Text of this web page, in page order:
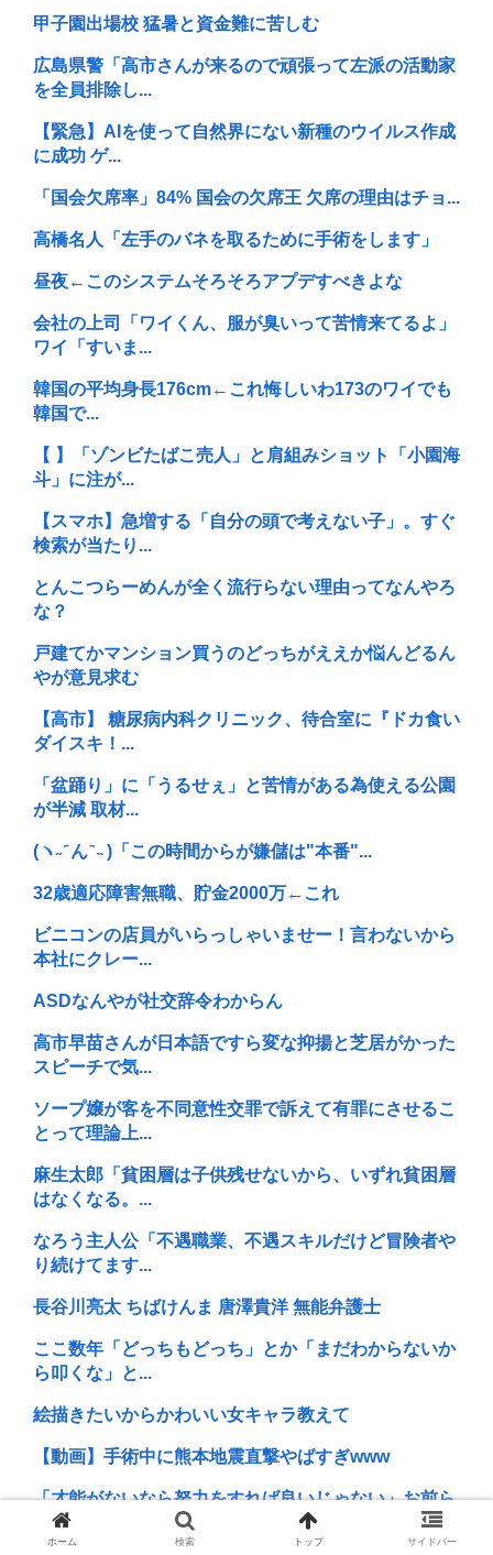
甲子園出場校 猛暑と資金難に苦しむ
広島県警「高市さんが来るので頑張って左派の活動家
を全員排除し...
【緊急】AIを使って自然界にない新種のウイルス作成
に成功 ゲ...
「国会欠席率」84% 国会の欠席王 欠席の理由はチョ...
高橋名人「左手のバネを取るために手術をします」
昼夜←このシステムそろそろアプデすべきよな
会社の上司「ワイくん、服が臭いって苦情来てるよ」
ワイ「すいま...
韓国の平均身長176cm←これ悔しいわ173のワイでも
韓国で...
【 】「ゾンビたばこ売人」と肩組みショット「小園海
斗」に注が...
【スマホ】急増する「自分の頭で考えない子」。すぐ
検索が当たり...
とんこつらーめんが全く流行らない理由ってなんやろ
な？
戸建てかマンション買うのどっちがええか悩んどるん
やが意見求む
【高市】 糖尿病内科クリニック、待合室に『ドカ食い
ダイスキ！...
「盆踊り」に「うるせぇ」と苦情がある為使える公園
が半減 取材...
(ヽ˶ ᷇ ん ᷆ ˵ )「この時間からが嫌儲は"本番"...
32歳適応障害無職、貯金2000万←これ
ビニコンの店員がいらっしゃいませー！言わないから
本社にクレー...
ASDなんやが社交辞令わからん
高市早苗さんが日本語ですら変な抑揚と芝居がかった
スピーチで気...
ソープ嬢が客を不同意性交罪で訴えて有罪にさせるこ
とって理論上...
麻生太郎「貧困層は子供残せないから、いずれ貧困層
はなくなる。...
なろう主人公「不遇職業、不遇スキルだけど冒険者や
り続けてます...
長谷川亮太 ちばけんま 唐澤貴洋 無能弁護士
ここ数年「どっちもどっち」とか「まだわからないか
ら叩くな」と...
絵描きたいからかわいい女キャラ教えて
【動画】手術中に熊本地震直撃やばすぎwww
「才能がないなら努力をすれば良いじゃない」お前ら
「努力できる...
ホーム 検索 トップ サイドバー